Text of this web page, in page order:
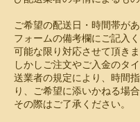
ご希望の配送日・時間帯が
フォームの備考欄にご記入く
可能な限り対応させて頂きま
しかしご注文やご入金のタ
送業者の規定により、時間
り、ご希望に添いかねる場
その際はご了承ください。